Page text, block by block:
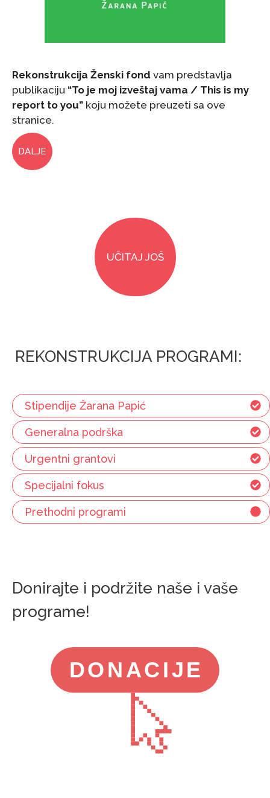
Rekonstrukcija Ženski fond vam predstavlja
publikaciju “To je moj izveštaj vama / This is my
report to you” koju možete preuzeti sa ove
stranice.
DALJE
UČITAJ JOŠ
REKONSTRUKCIJA PROGRAMI:
Stipendije Žarana Papić
Generalna podrška
Urgentni grantovi
Specijalni fokus
Prethodni programi
Donirajte i podržite naše i vaše
programe!